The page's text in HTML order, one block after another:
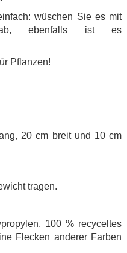
wüschen Sie es mit
ebenfalls ist es
Pflanzen!
20 cm breit und 10 cm
tragen.
100 % recyceltes
Flecken anderer Farben